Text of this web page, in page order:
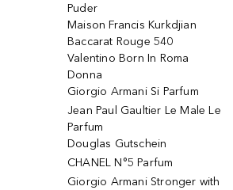
Puder
Maison Francis Kurkdjian
Baccarat Rouge 540
Valentino Born In Roma
Donna
Giorgio Armani Si Parfum
Jean Paul Gaultier Le Male Le
Parfum
Douglas Gutschein
CHANEL N°5 Parfum
Giorgio Armani Stronger with